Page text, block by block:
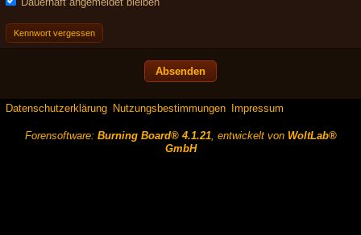
Kennwort vergessen
Datenschutzerklärung Nutzungsbestimmungen Impressum
Forensoftware: Burning Board® 4.1.21, entwickelt von WoltLab®
GmbH